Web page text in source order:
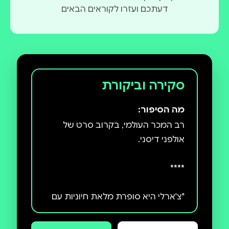
דעתכם ועזרו לקוראים הבאים
סקירה וביקורת
מה הסיפור:
רב המכר העולמי, בקרוב סרט של
"צ'ארלי היא סופרת מלאת חיוניות עם
קול יחודי ונפלא וכישרון בבניית עולם
פנטסטי. נהנתי עד מאוד מקוסמת